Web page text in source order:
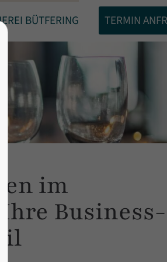
About us
Lorem ipsum dolor sit amet,
consectetuer adipiscing elit.
Aenean commodo ligula
Aenean massa. Cum
penatibus et magnis dis
BÜTFERING TERMIN
im
Business-